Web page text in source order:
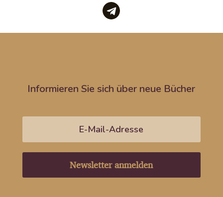
Informieren Sie sich über neue Bücher
Newsletter anmelden